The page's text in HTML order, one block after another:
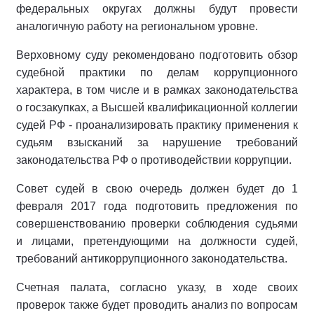
федеральных округах должны будут провести
аналогичную работу на региональном уровне.
Верховному суду рекомендовано подготовить обзор
судебной практики по делам коррупционного
характера, в том числе и в рамках законодательства
о госзакупках, а Высшей квалификационной коллегии
судей РФ - проанализировать практику применения к
судьям взысканий за нарушение требований
законодательства РФ о противодействии коррупции.
Совет судей в свою очередь должен будет до 1
февраля 2017 года подготовить предложения по
совершенствованию проверки соблюдения судьями
и лицами, претендующими на должности судей,
требований антикоррупционного законодательства.
Счетная палата, согласно указу, в ходе своих
проверок также будет проводить анализ по вопросам